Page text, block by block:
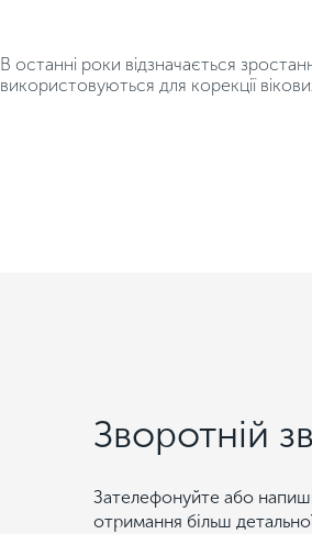
В останні роки відзначається
використовуються для корекції
Зворотній
Зателефонуйте або
отримання більш